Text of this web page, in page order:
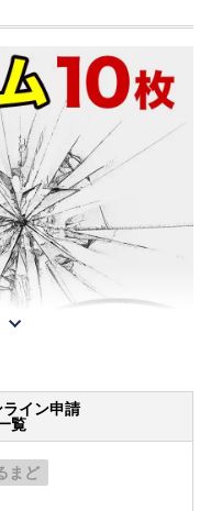
イン申請
覧
まど